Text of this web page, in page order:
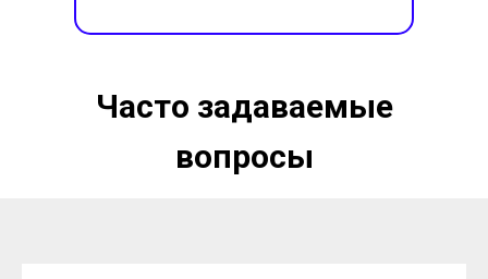
Часто задаваемые
вопросы